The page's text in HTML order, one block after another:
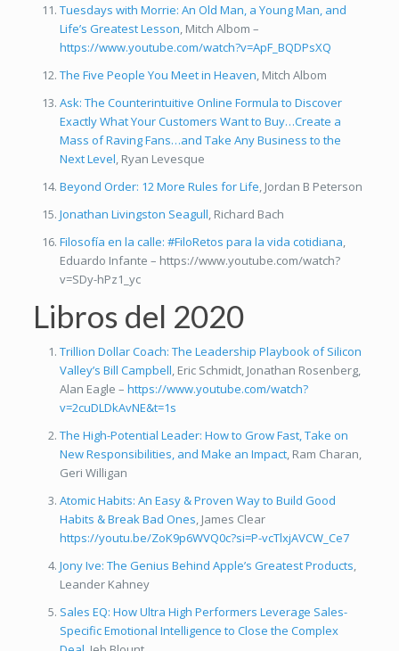
Tuesdays with Morrie: An Old Man, a Young Man, and
Life’s Greatest Lesson , Mitch Albom –
https://www.youtube.com/watch?v=ApF_BQDPsXQ
The Five People You Meet in Heaven , Mitch Albom
Ask: The Counterintuitive Online Formula to Discover
Exactly What Your Customers Want to Buy…Create a
Mass of Raving Fans…and Take Any Business to the
Next Level , Ryan Levesque
Beyond Order: 12 More Rules for Life , Jordan B Peterson
Jonathan Livingston Seagull , Richard Bach
Filosofía en la calle: #FiloRetos para la vida cotidiana
Eduardo Infante – https://www.youtube.com/watch?
v=SDy-hPz1_yc
Libros del 2020
Trillion Dollar Coach: The Leadership Playbook of Silicon
Valley’s Bill Campbell , Eric Schmidt, Jonathan Rosenberg,
Alan Eagle – https://www.youtube.com/watch?
v=2cuDLDkAvNE&t=1s
The High-Potential Leader: How to Grow Fast, Take on
New Responsibilities, and Make an Impact, Ram Charan,
Geri Willigan
Atomic Habits: An Easy & Proven Way to Build Good
Habits & Break Bad Ones , James Clear
https://youtu.be/ZoK9p6WVQ0c?si=P-vcTlxjAVCW_Ce7
Jony Ive: The Genius Behind Apple’s Greatest Products
Leander Kahney
Sales EQ: How Ultra High Performers Leverage Sales-
Specific Emotional Intelligence to Close the Complex